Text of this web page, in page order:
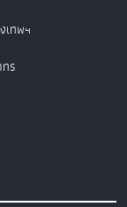
เทพฯ
ร